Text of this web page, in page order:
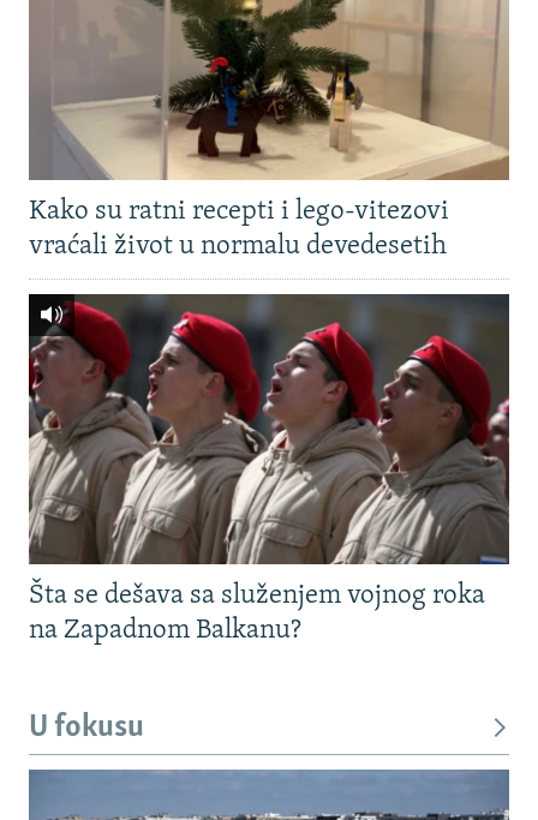
Kako su ratni recepti i lego-vitezovi
vraćali život u normalu devedesetih
Šta se dešava sa služenjem vojnog roka
na Zapadnom Balkanu?
U fokusu